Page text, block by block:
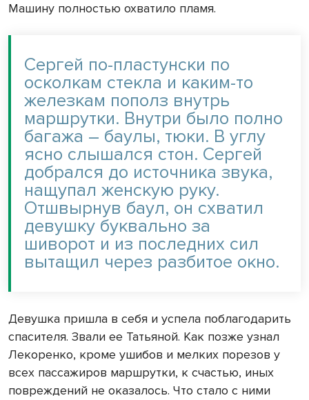
Машину полностью охватило пламя.
Сергей по-пластунски по
осколкам стекла и каким-то
железкам пополз внутрь
маршрутки. Внутри было полно
багажа – баулы, тюки. В углу
ясно слышался стон. Сергей
добрался до источника звука,
нащупал женскую руку.
Отшвырнув баул, он схватил
девушку буквально за
шиворот и из последних сил
вытащил через разбитое окно.
Девушка пришла в себя и успела поблагодарить
спасителя. Звали ее Татьяной. Как позже узнал
Лекоренко, кроме ушибов и мелких порезов у
всех пассажиров маршрутки, к счастью, иных
повреждений не оказалось. Что стало с ними